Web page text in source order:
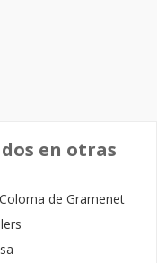
en otras
de Gramenet